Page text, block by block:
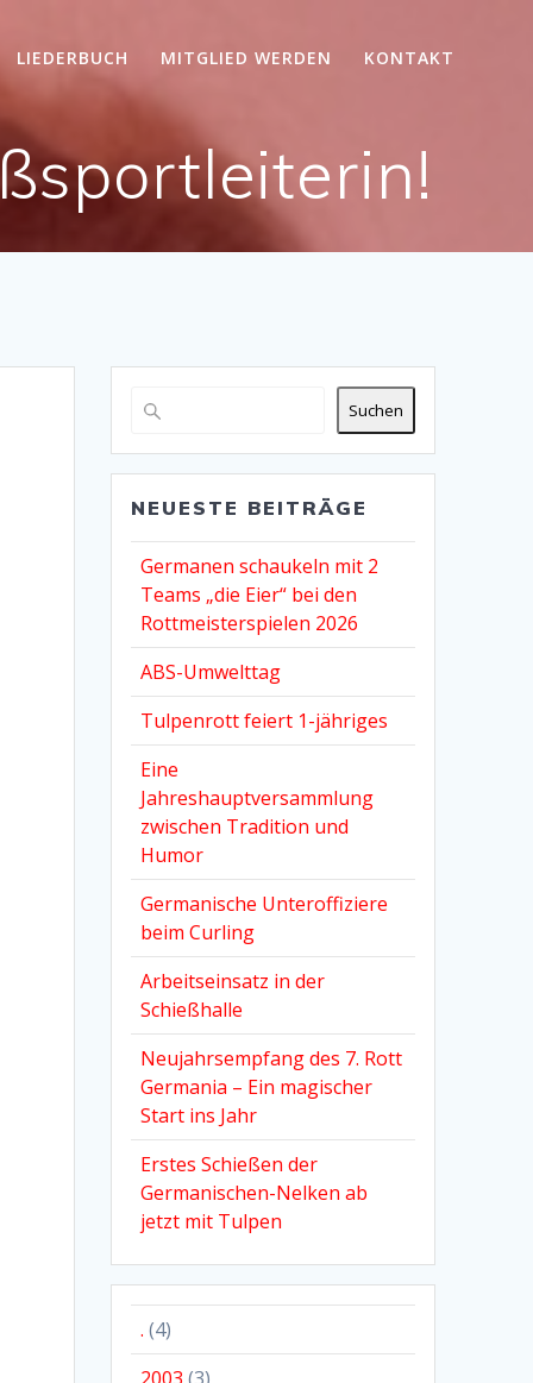
LIEDERBUCH MITGLIED WERDEN KONTAKT
Suchen
NEUESTE BEITRÄGE
Germanen schaukeln mit 2
Teams „die Eier“ bei den
Rottmeisterspielen 2026
ABS-Umwelttag
Tulpenrott feiert 1-jähriges
Eine
Jahreshauptversammlung
zwischen Tradition und
Humor
Germanische Unteroffiziere
beim Curling
Arbeitseinsatz in der
Schießhalle
Neujahrsempfang des 7. Rott
Germania – Ein magischer
Start ins Jahr
Erstes Schießen der
Germanischen-Nelken ab
jetzt mit Tulpen
. (4)